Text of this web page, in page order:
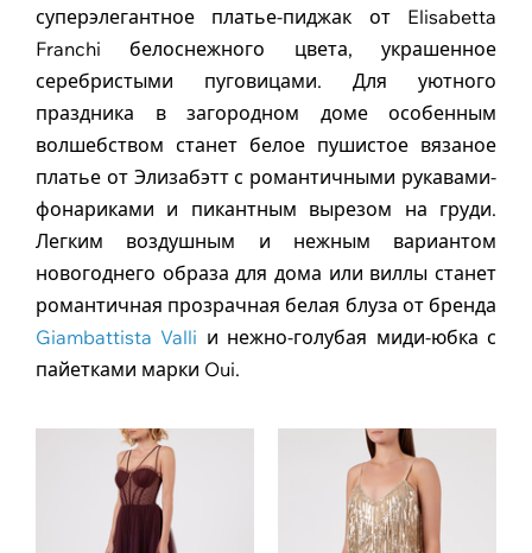
суперэлегантное платье-пиджак от Elisabetta
Franchi белоснежного цвета, украшенное
серебристыми пуговицами. Для уютного
праздника в загородном доме особенным
волшебством станет белое пушистое вязаное
платье от Элизабэтт с романтичными рукавами-
фонариками и пикантным вырезом на груди.
Легким воздушным и нежным вариантом
новогоднего образа для дома или виллы станет
романтичная прозрачная белая блуза от бренда
Giambattista Valli и нежно-голубая миди-юбка с
пайетками марки Oui.